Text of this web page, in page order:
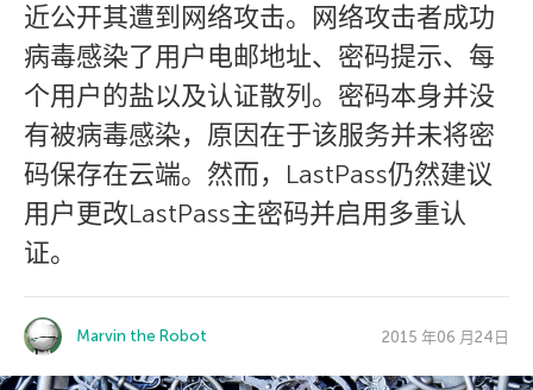
近公开其遭到网络攻击。网络攻击者成功
病毒感染了用户电邮地址、密码提示、每
个用户的盐以及认证散列。密码本身并没
有被病毒感染，原因在于该服务并未将密
码保存在云端。然而，LastPass仍然建议
用户更改LastPass主密码并启用多重认
证。
Marvin the Robot 2015 年06 月24日